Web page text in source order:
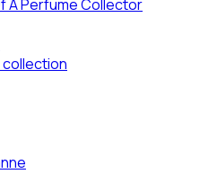
A Perfume Collector